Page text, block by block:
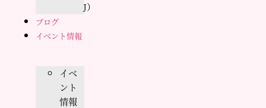
J）
ブログ
イベント情報
イベ
ント
情報